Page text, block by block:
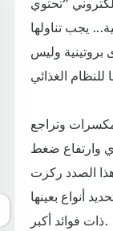
يجب تناولها
بروتينية وليس
وتراجع
وارتفاع ضغط
الصدد ركزت
أنواع بعينها
ذات فوائد أكبر.